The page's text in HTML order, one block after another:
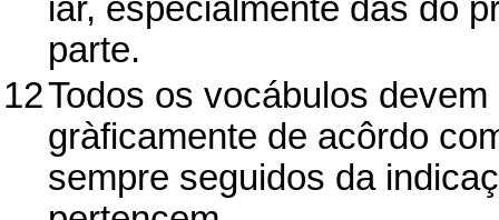
iar, especialmente das do
parte.
12Todos os vocábulos
gràficamente de acôrdo
sempre seguidos da